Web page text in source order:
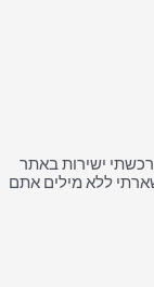
ישירות באתר
ללא מילים אתם